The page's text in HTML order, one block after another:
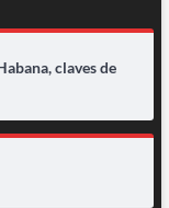
claves de